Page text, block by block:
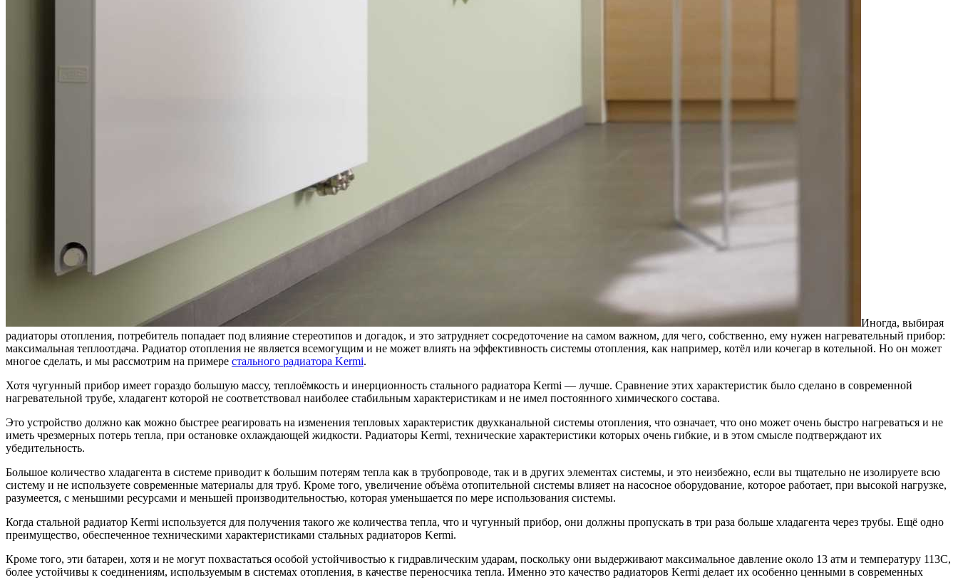
Иногда, выбирая
радиаторы отопления, потребитель попадает под влияние стереотипов и догадок, и это затрудняет сосредоточение на самом важном, для чего, собственно, ему нужен нагревательный прибор:
максимальная теплоотдача. Радиатор отопления не является всемогущим и не может влиять на эффективность системы отопления, как например, котёл или кочегар в котельной. Но он может
многое сделать, и мы рассмотрим на примере стального радиатора Kermi.
Хотя чугунный прибор имеет гораздо большую массу, теплоёмкость и инерционность стального радиатора Kermi — лучше. Сравнение этих характеристик было сделано в современной
нагревательной трубе, хладагент которой не соответствовал наиболее стабильным характеристикам и не имел постоянного химического состава.
Это устройство должно как можно быстрее реагировать на изменения тепловых характеристик двухканальной системы отопления, что означает, что оно может очень быстро нагреваться и не
иметь чрезмерных потерь тепла, при остановке охлаждающей жидкости. Радиаторы Kermi, технические характеристики которых очень гибкие, и в этом смысле подтверждают их
убедительность.
Большое количество хладагента в системе приводит к большим потерям тепла как в трубопроводе, так и в других элементах системы, и это неизбежно, если вы тщательно не изолируете всю
систему и не используете современные материалы для труб. Кроме того, увеличение объёма отопительной системы влияет на насосное оборудование, которое работает, при высокой нагрузке,
разумеется, с меньшими ресурсами и меньшей производительностью, которая уменьшается по мере использования системы.
Когда стальной радиатор Kermi используется для получения такого же количества тепла, что и чугунный прибор, они должны пропускать в три раза больше хладагента через трубы. Ещё одно
преимущество, обеспеченное техническими характеристиками стальных радиаторов Kermi.
Кроме того, эти батареи, хотя и не могут похвастаться особой устойчивостью к гидравлическим ударам, поскольку они выдерживают максимальное давление около 13 атм и температуру 113C,
более устойчивы к соединениям, используемым в системах отопления, в качестве переносчика тепла. Именно это качество радиаторов Kermi делает их особенно ценными в современных